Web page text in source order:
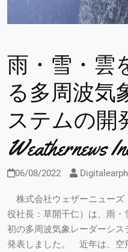
雨・雪・雲
る多周波気
ステムの開
Weathernews
06/08/2022
株式会社ウェザーニューズ
役社長：草開千仁）は、雨
初の多周波気象レーダーシ
発表しました。 近年は、空